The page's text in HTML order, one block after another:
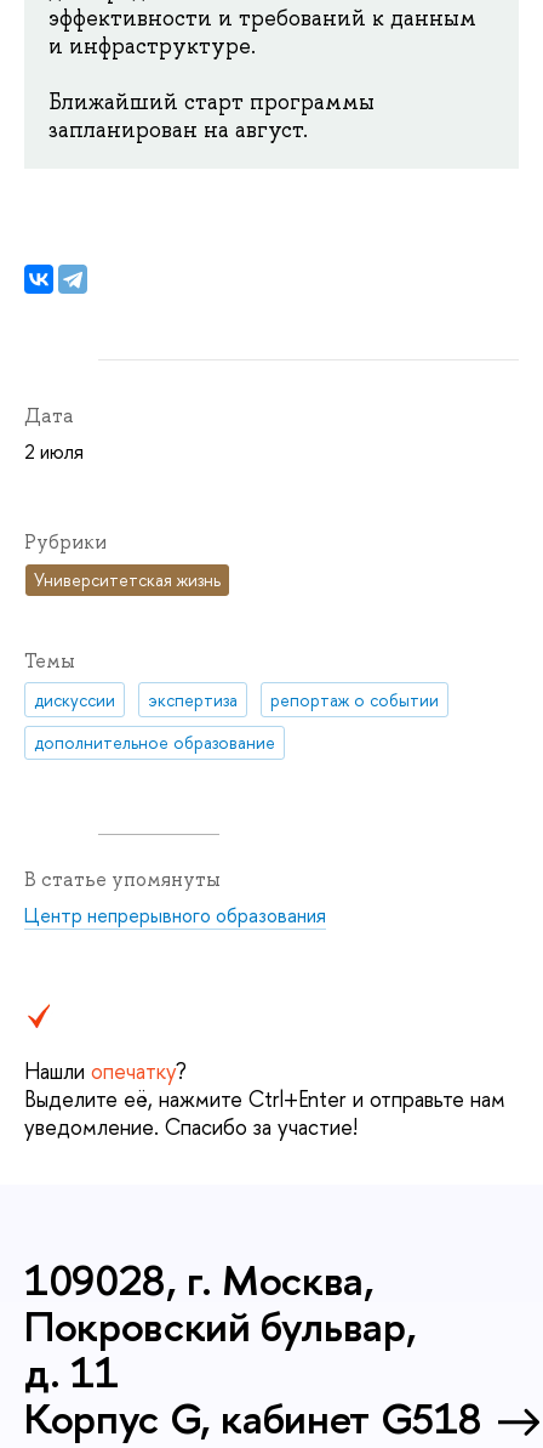
эффективности и требований к данным
и инфраструктуре.
Ближайший старт программы
запланирован на август.
Дата
2 июля
Рубрики
Университетская жизнь
Темы
дискуссии экспертиза
репортаж о событии
дополнительное образование
В статье упомянуты
Центр непрерывного образования
Нашли опечатку?
Выделите её, нажмите Ctrl+Enter и отправьте нам
уведомление. Спасибо за участие!
109028, г. Москва,
Покровский бульвар,
д. 11
Корпус G, кабинет G518